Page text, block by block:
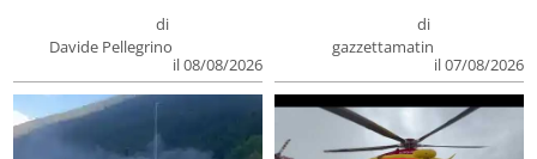
di
Davide Pellegrino
il 08/08/2026
di
gazzettamatin
il 07/08/2026